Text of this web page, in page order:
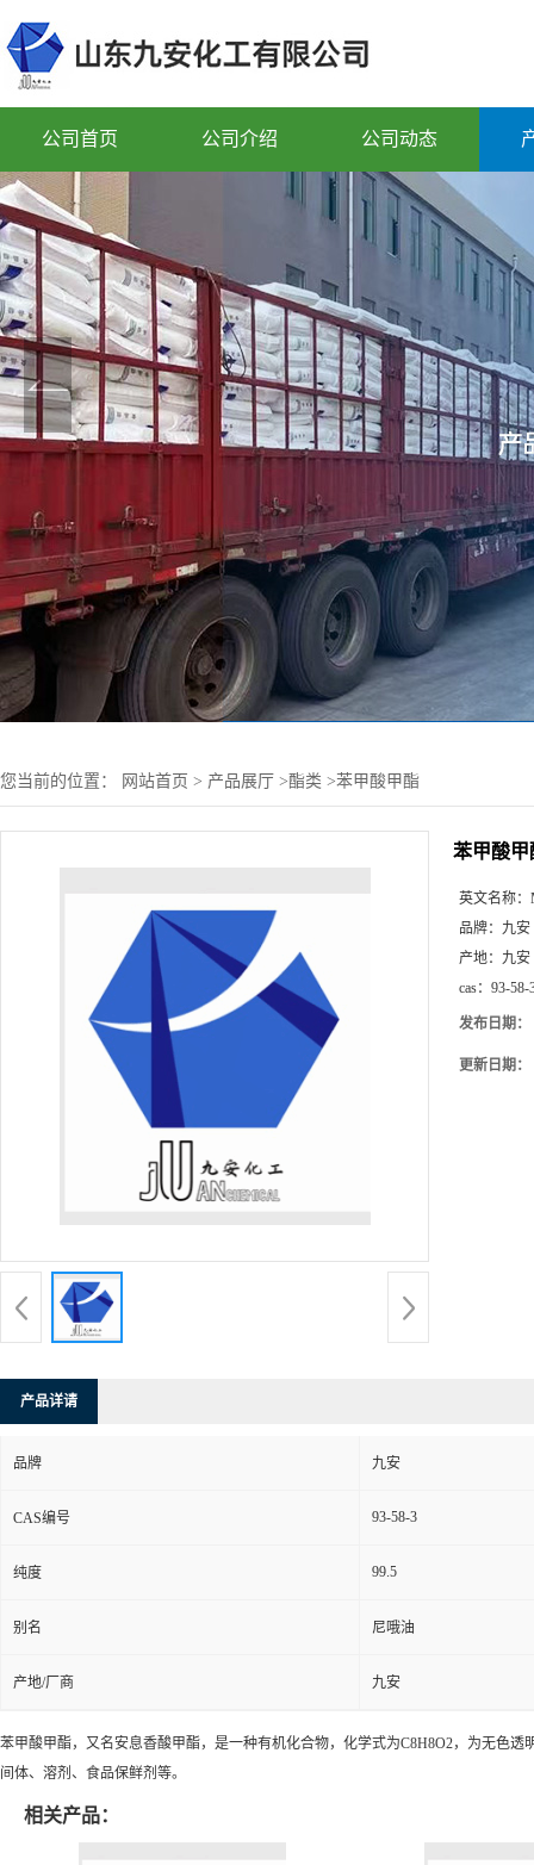
公司首页 公司介绍 公司动态
您当前的位置： 网站首页 > 产品展厅 >酯类 >苯甲酸甲酯
苯甲酸甲
英文名称：
品牌： 九安
产地： 九安
cas： 93-58-
发布日期：
更新日期：
产品详请
品牌 九安
CAS编号 93-58-3
纯度 99.5
别名 尼哦油
产地/厂商 九安
苯甲酸甲酯，又名安息香酸甲酯，是一种有机化合物，化学式为C8H8O2，为无色透
间体、溶剂、食品保鲜剂等。
相关产品：